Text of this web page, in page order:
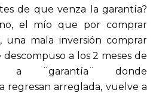
de que venza la garantía?
el mío que por comprar
una mala inversión comprar
a los 2 meses de
a ¨garantía¨ donde
regresan arreglada, vuelve a